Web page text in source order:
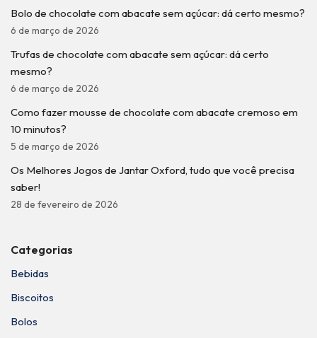
Bolo de chocolate com abacate sem açúcar: dá certo mesmo?
6 de março de 2026
Trufas de chocolate com abacate sem açúcar: dá certo
mesmo?
6 de março de 2026
Como fazer mousse de chocolate com abacate cremoso em
10 minutos?
5 de março de 2026
Os Melhores Jogos de Jantar Oxford, tudo que você precisa
saber!
28 de fevereiro de 2026
Categorias
Bebidas
Biscoitos
Bolos